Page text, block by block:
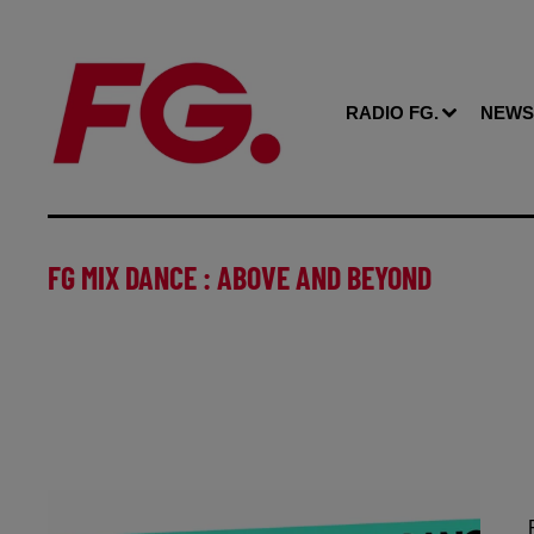
RADIO FG. NEWS
FG MIX DANCE : ABOVE AND BEYOND